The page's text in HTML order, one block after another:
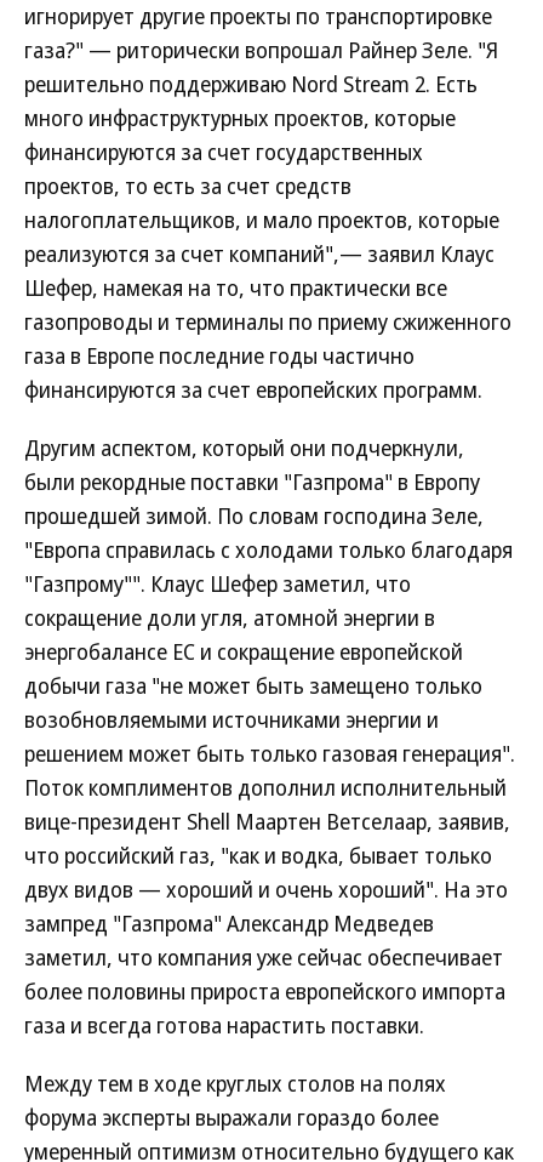
игнорирует другие проекты по транспортировке
газа?" — риторически вопрошал Райнер Зеле. "Я
решительно поддерживаю Nord Stream 2. Есть
много инфраструктурных проектов, которые
финансируются за счет государственных
проектов, то есть за счет средств
налогоплательщиков, и мало проектов, которые
реализуются за счет компаний",— заявил Клаус
Шефер, намекая на то, что практически все
газопроводы и терминалы по приему сжиженного
газа в Европе последние годы частично
финансируются за счет европейских программ.
Другим аспектом, который они подчеркнули,
были рекордные поставки "Газпрома" в Европу
прошедшей зимой. По словам господина Зеле,
"Европа справилась с холодами только благодаря
"Газпрому"". Клаус Шефер заметил, что
сокращение доли угля, атомной энергии в
энергобалансе ЕС и сокращение европейской
добычи газа "не может быть замещено только
возобновляемыми источниками энергии и
решением может быть только газовая генерация".
Поток комплиментов дополнил исполнительный
вице-президент Shell Маартен Ветселаар, заявив,
что российский газ, "как и водка, бывает только
двух видов — хороший и очень хороший". На это
зампред "Газпрома" Александр Медведев
заметил, что компания уже сейчас обеспечивает
более половины прироста европейского импорта
газа и всегда готова нарастить поставки.
Между тем в ходе круглых столов на полях
форума эксперты выражали гораздо более
умеренный оптимизм относительно будущего как